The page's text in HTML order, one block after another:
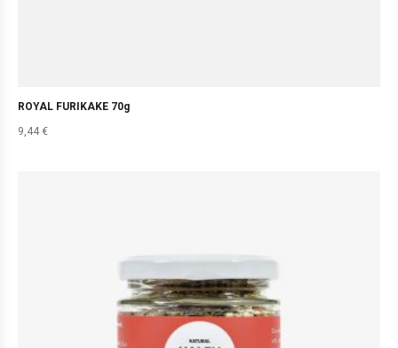
ROYAL FURIKAKE 70g
9,44 €